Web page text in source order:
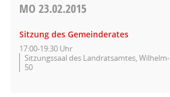
MO 23.02.2015
Sitzung des Gemeinderates
17:00-19:30 Uhr
Sitzungssaal des Landratsamtes,
50